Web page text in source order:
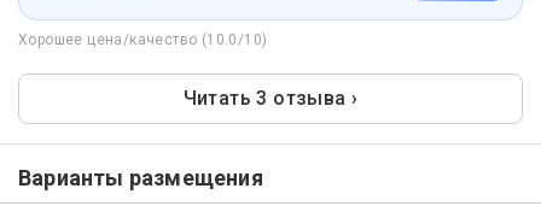
Хорошее цена/качество (10.0/10)
Читать 3 отзыва ›
Варианты размещения